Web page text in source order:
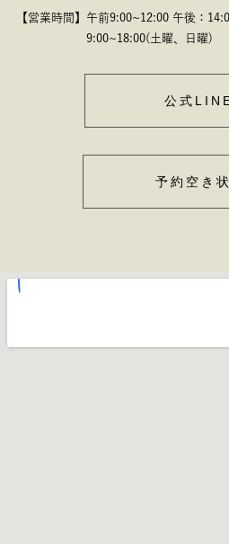
【営業時間】午前9:00~12:00 午後：
9:00~18:00(土曜、日曜)
公式
予約空き